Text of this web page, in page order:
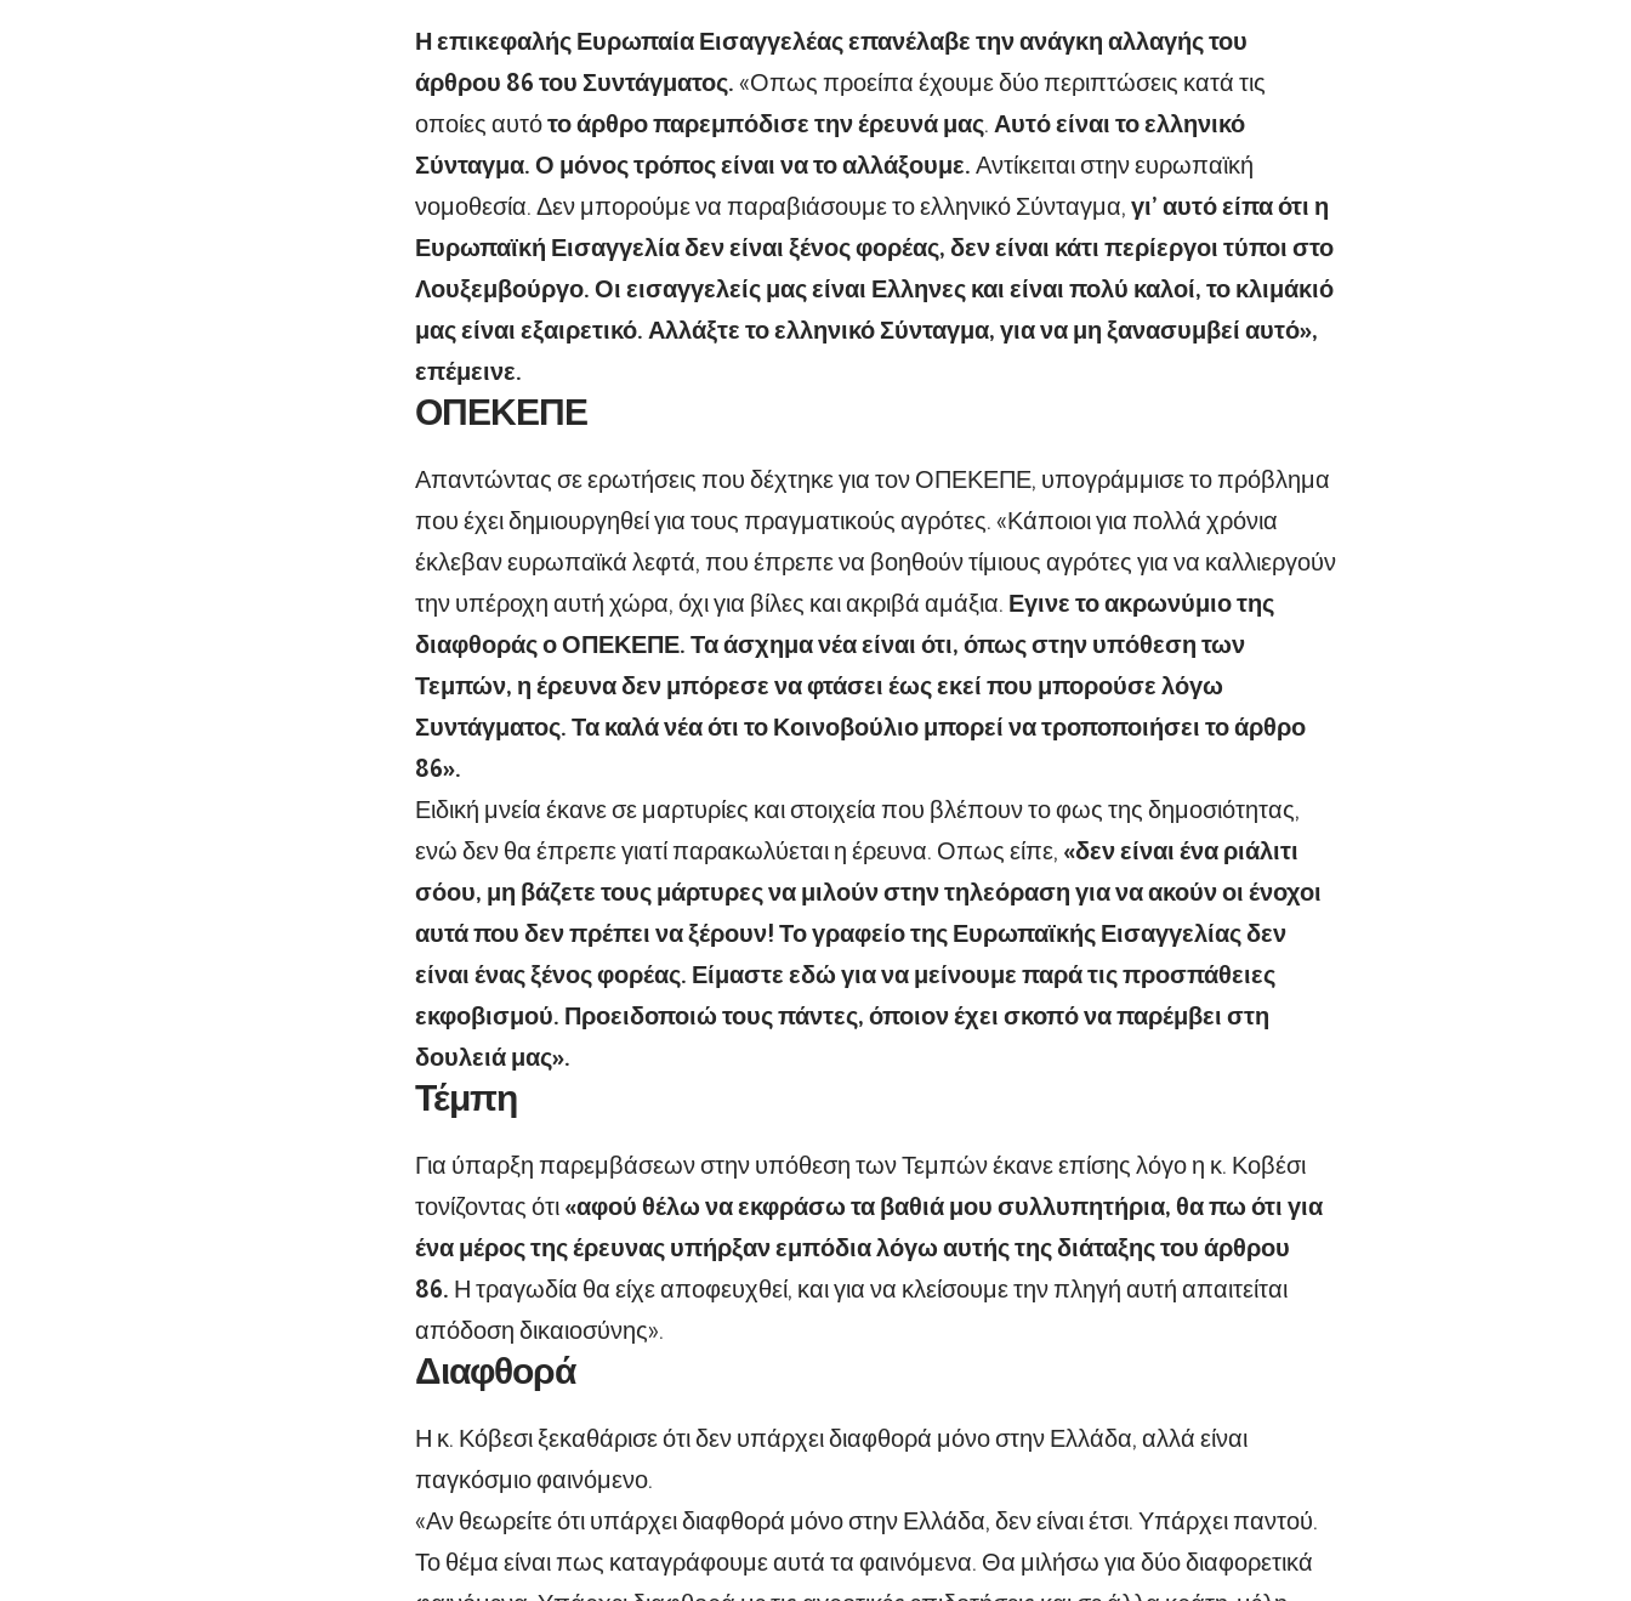
Η επικεφαλής Ευρωπαία Εισαγγελέας επανέλαβε την ανάγκη αλλαγής του
άρθρου 86 του Συντάγματος. «Οπως προείπα έχουμε δύο περιπτώσεις κατά τις
οποίες αυτότο άρθρο παρεμπόδισε την έρευνά μας. Αυτό είναι το ελληνικό
Σύνταγμα. Ο μόνος τρόπος είναι να το αλλάξουμε. Αντίκειται στην ευρωπαϊκή
νομοθεσία. Δεν μπορούμε να παραβιάσουμε το ελληνικό Σύνταγμα, γι’ αυτό είπα ότι η
Ευρωπαϊκή Εισαγγελία δεν είναι ξένος φορέας, δεν είναι κάτι περίεργοι τύποι στο
Λουξεμβούργο. Οι εισαγγελείς μας είναι Ελληνες και είναι πολύ καλοί, το κλιμάκιό
μας είναι εξαιρετικό. Αλλάξτε το ελληνικό Σύνταγμα, για να μη ξανασυμβεί αυτό»,
επέμεινε.
ΟΠΕΚΕΠΕ
Απαντώντας σε ερωτήσεις που δέχτηκε για τον ΟΠΕΚΕΠΕ, υπογράμμισε το πρόβλημα
που έχει δημιουργηθεί για τους πραγματικούς αγρότες. «Κάποιοι για πολλά χρόνια
έκλεβαν ευρωπαϊκά λεφτά, που έπρεπε να βοηθούν τίμιους αγρότες για να καλλιεργούν
την υπέροχη αυτή χώρα, όχι για βίλες και ακριβά αμάξια. Εγινε το ακρωνύμιο της
διαφθοράς ο ΟΠΕΚΕΠΕ. Τα άσχημα νέα είναι ότι, όπως στην υπόθεση των
Τεμπών, η έρευνα δεν μπόρεσε να φτάσει έως εκεί που μπορούσε λόγω
Συντάγματος. Τα καλά νέα ότι το Κοινοβούλιο μπορεί να τροποποιήσει το άρθρο
86».
Ειδική μνεία έκανε σε μαρτυρίες και στοιχεία που βλέπουν το φως της δημοσιότητας,
ενώ δεν θα έπρεπε γιατί παρακωλύεται η έρευνα. Οπως είπε, «δεν είναι ένα ριάλιτι
σόου, μη βάζετε τους μάρτυρες να μιλούν στην τηλεόραση για να ακούν οι ένοχοι
αυτά που δεν πρέπει να ξέρουν! Το γραφείο της Ευρωπαϊκής Εισαγγελίας δεν
είναι ένας ξένος φορέας. Είμαστε εδώ για να μείνουμε παρά τις προσπάθειες
εκφοβισμού. Προειδοποιώ τους πάντες, όποιον έχει σκοπό να παρέμβει στη
δουλειά μας».
Τέμπη
Για ύπαρξη παρεμβάσεων στην υπόθεση των Τεμπών έκανε επίσης λόγο η κ. Κοβέσι
τονίζοντας ότι «αφού θέλω να εκφράσω τα βαθιά μου συλλυπητήρια, θα πω ότι για
ένα μέρος της έρευνας υπήρξαν εμπόδια λόγω αυτής της διάταξης του άρθρου
86. Η τραγωδία θα είχε αποφευχθεί, και για να κλείσουμε την πληγή αυτή απαιτείται
απόδοση δικαιοσύνης».
Διαφθορά
Η κ. Κόβεσι ξεκαθάρισε ότι δεν υπάρχει διαφθορά μόνο στην Ελλάδα, αλλά είναι
παγκόσμιο φαινόμενο.
«Αν θεωρείτε ότι υπάρχει διαφθορά μόνο στην Ελλάδα, δεν είναι έτσι. Υπάρχει παντού.
Το θέμα είναι πως καταγράφουμε αυτά τα φαινόμενα. Θα μιλήσω για δύο διαφορετικά